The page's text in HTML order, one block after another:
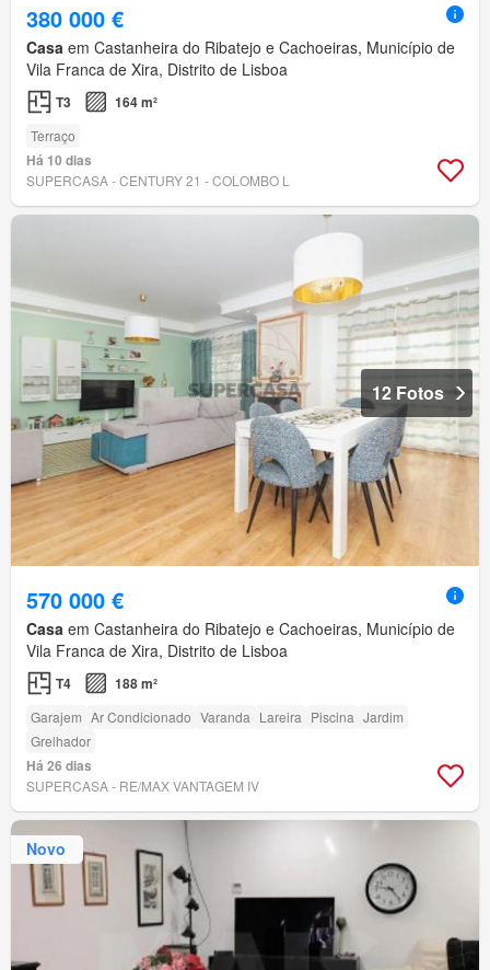
380 000 €
Casa em Castanheira do Ribatejo e Cachoeiras, Município de
Vila Franca de Xira, Distrito de Lisboa
T3 164 m²
Terraço
Há 10 dias
SUPERCASA - CENTURY 21 - COLOMBO L
12 Fotos
570 000 €
Casa em Castanheira do Ribatejo e Cachoeiras, Município de
Vila Franca de Xira, Distrito de Lisboa
T4 188 m²
Garajem Ar Condicionado Varanda Lareira Piscina Jardim
Grelhador
Há 26 dias
SUPERCASA - RE/MAX VANTAGEM IV
Novo